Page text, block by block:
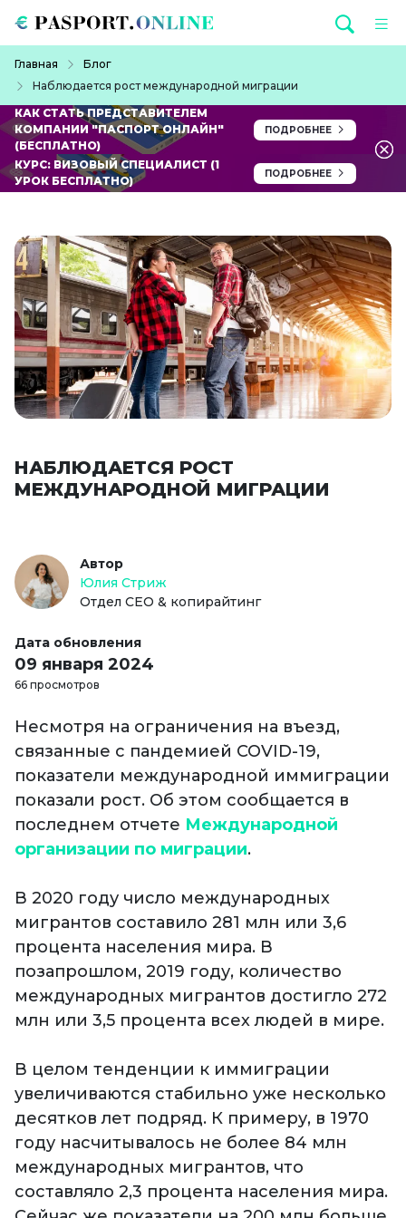
Главная
Блог
Наблюдается рост международной миграции
КАК СТАТЬ ПРЕДСТАВИТЕЛЕМ
КОМПАНИИ "ПАСПОРТ ОНЛАЙН"
(БЕСПЛАТНО)
ПОДРОБНЕЕ
КУРС: ВИЗОВЫЙ СПЕЦИАЛИСТ (1
УРОК БЕСПЛАТНО)
ПОДРОБНЕЕ
НАБЛЮДАЕТСЯ РОСТ
МЕЖДУНАРОДНОЙ МИГРАЦИИ
Автор
Юлия Стриж
Отдел СЕО & копирайтинг
Дата обновления
09 января 2024
66 просмотров
Несмотря на ограничения на въезд,
связанные с пандемией COVID-19,
показатели международной иммиграции
показали рост. Об этом сообщается в
последнем отчете Международной
организации по миграции.
В 2020 году число международных
мигрантов составило 281 млн или 3,6
процента населения мира. В
позапрошлом, 2019 году, количество
международных мигрантов достигло 272
млн или 3,5 процента всех людей в мире.
В целом тенденции к иммиграции
увеличиваются стабильно уже несколько
десятков лет подряд. К примеру, в 1970
году насчитывалось не более 84 млн
международных мигрантов, что
составляло 2,3 процента населения мира.